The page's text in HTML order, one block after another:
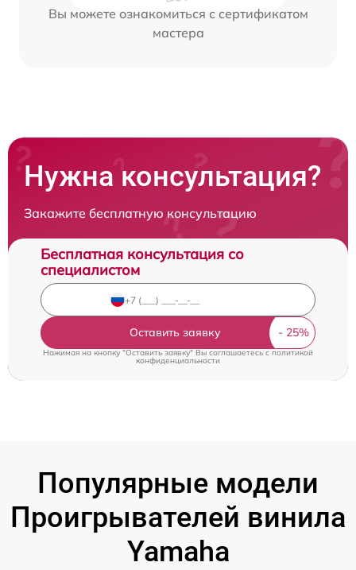
Вы можете ознакомиться с сертификатом
мастера
Нужна консультация?
Закажите бесплатную консультацию
Бесплатная консультация со
специалистом
Оставить заявку
Нажимая на кнопку "Оставить заявку" Вы соглашаетесь c политикой
конфиденциальности
Популярные модели
Проигрывателей винила
Yamaha